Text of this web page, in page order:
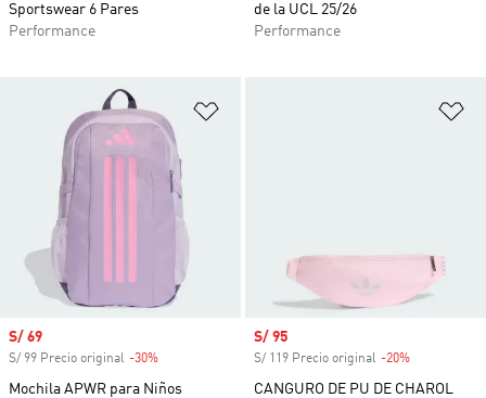
Sportswear 6 Pares
Performance
de la UCL 25/26
Performance
Precio de venta
S/ 69
S/ 99 Precio original -30%
Mochila APWR para Niños
Precio de venta
S/ 95
S/ 119 Precio original -20%
CANGURO DE PU DE CHAROL